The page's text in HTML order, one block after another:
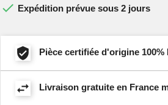
 Expédition prévue sous 2 jours
Pièce certifiée d'origine 100%
Livraison gratuite en France